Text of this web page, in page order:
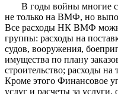
В годы войны многие
не только на ВМФ, но
Все расходы НК ВМФ
группы: расходы на
судов, вооружения,
имущества по плану
строительство; расходы
Кроме этого Финансовое
услуг и расчеты за